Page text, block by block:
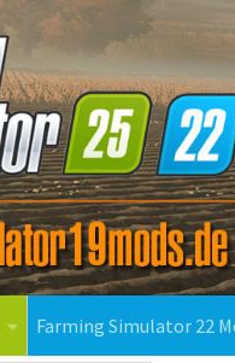
Farming Simulator 22